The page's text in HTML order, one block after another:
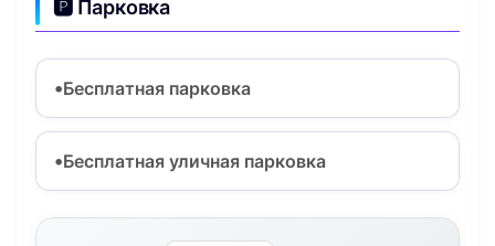
🅿️ Парковка
Бесплатная парковка
Бесплатная уличная парковка